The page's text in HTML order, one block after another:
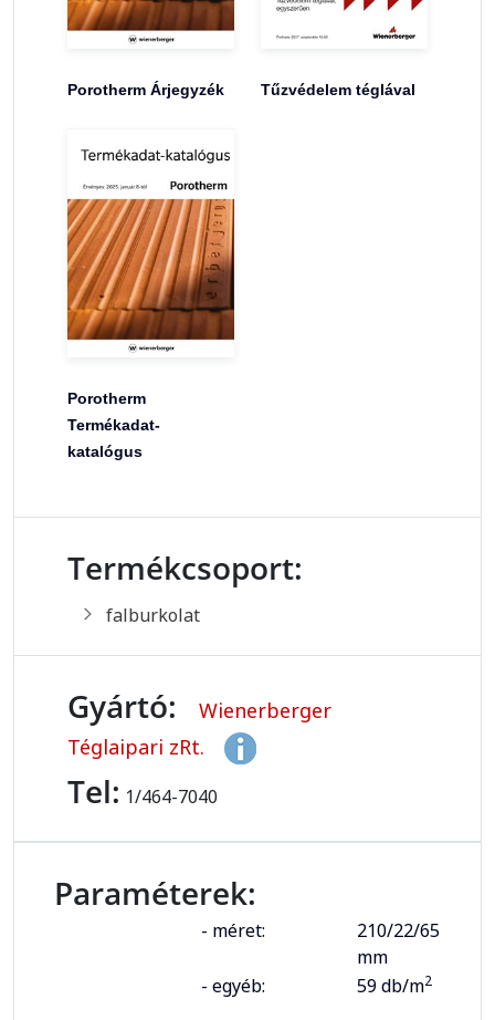
Porotherm Árjegyzék Tűzvédelem téglával
Porotherm
Termékadat-
katalógus
Termékcsoport:
falburkolat
Gyártó:
Wienerberger
Téglaipari zRt.
Tel: 1/464-7040
Paraméterek:
- méret:
210/22/65
mm
- egyéb:
59 db/m2